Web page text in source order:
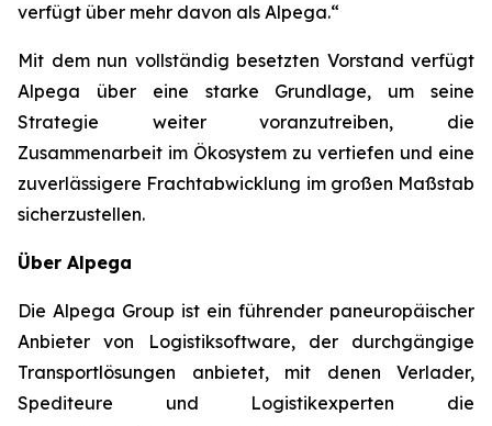
verfügt über mehr davon als Alpega.“
Mit dem nun vollständig besetzten Vorstand verfügt
Alpega über eine starke Grundlage, um seine
Strategie weiter voranzutreiben, die
Zusammenarbeit im Ökosystem zu vertiefen und eine
zuverlässigere Frachtabwicklung im großen Maßstab
sicherzustellen.
Über Alpega
Die Alpega Group ist ein führender paneuropäischer
Anbieter von Logistiksoftware, der durchgängige
Transportlösungen anbietet, mit denen Verlader,
Spediteure und Logistikexperten die